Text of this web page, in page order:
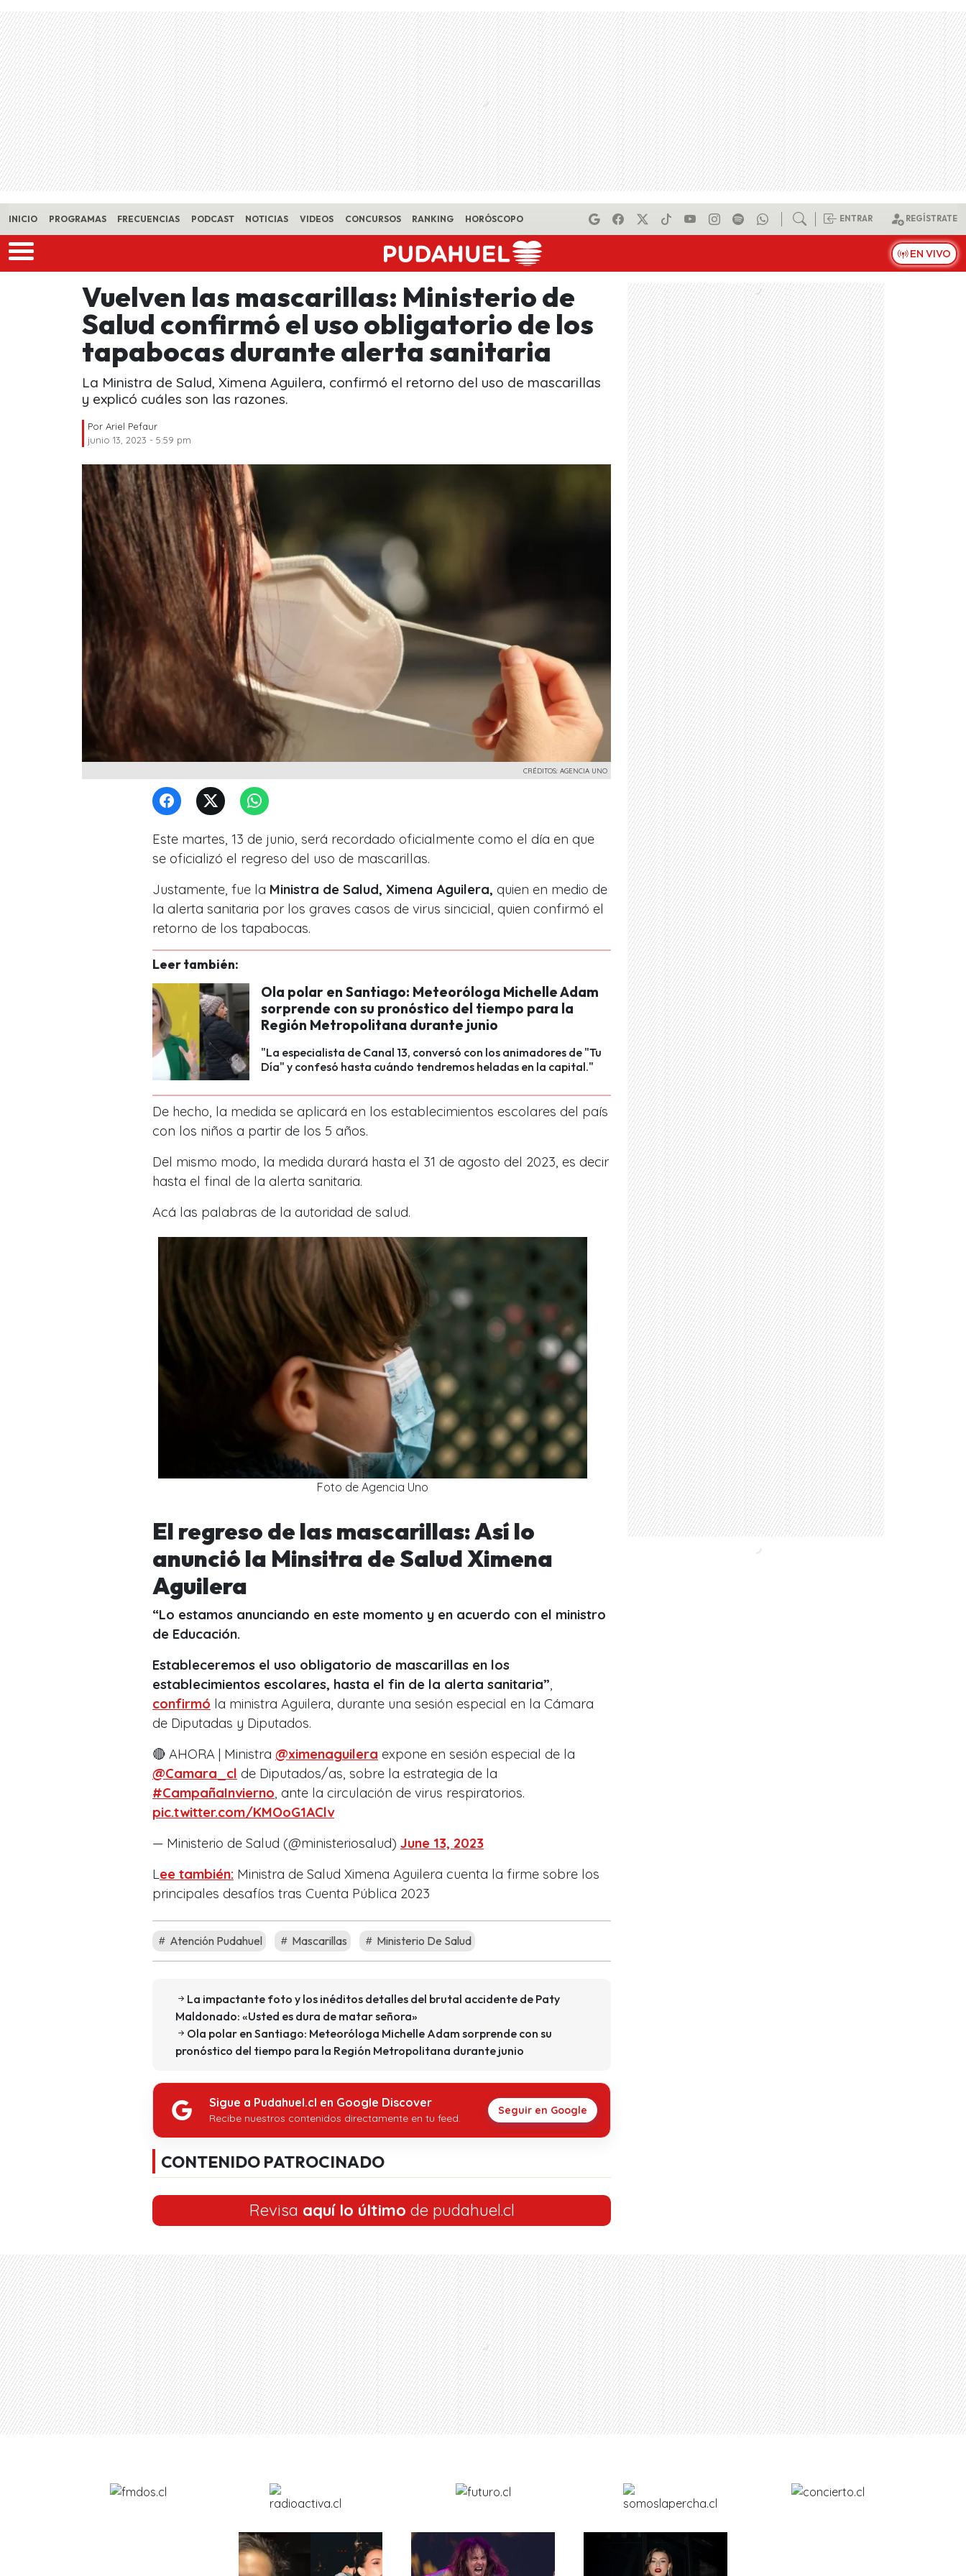
Skip to main content
INICIO PROGRAMAS FRECUENCIAS PODCAST NOTICIAS VIDEOS CONCURSOS RANKING HORÓSCOPO ENTRAR REGÍSTRATE
EN VIVO
Vuelven las mascarillas: Ministerio de
Salud confirmó el uso obligatorio de los
tapabocas durante alerta sanitaria
La Ministra de Salud, Ximena Aguilera, confirmó el retorno del uso de mascarillas
y explicó cuáles son las razones.
Por Ariel Pefaur
junio 13, 2023 - 5:59 pm
CRÉDITOS: AGENCIA UNO
Este martes, 13 de junio, será recordado oficialmente como el día en que
se oficializó el regreso del uso de mascarillas.
Justamente, fue la Ministra de Salud, Ximena Aguilera, quien en medio de
la alerta sanitaria por los graves casos de virus sincicial, quien confirmó el
retorno de los tapabocas.
Leer también:
Ola polar en Santiago: Meteoróloga Michelle Adam
sorprende con su pronóstico del tiempo para la
Región Metropolitana durante junio
"La especialista de Canal 13, conversó con los animadores de "Tu
Día" y confesó hasta cuándo tendremos heladas en la capital."
De hecho, la medida se aplicará en los establecimientos escolares del país
con los niños a partir de los 5 años.
Del mismo modo, la medida durará hasta el 31 de agosto del 2023, es decir
hasta el final de la alerta sanitaria.
Acá las palabras de la autoridad de salud.
Foto de Agencia Uno
El regreso de las mascarillas: Así lo
anunció la Minsitra de Salud Ximena
Aguilera
“Lo estamos anunciando en este momento y en acuerdo con el ministro
de Educación.
Estableceremos el uso obligatorio de mascarillas en los
establecimientos escolares, hasta el fin de la alerta sanitaria”
confirmó la ministra Aguilera, durante una sesión especial en la Cámara
de Diputadas y Diputados.
🔴 AHORA | Ministra @ximenaguilera expone en sesión especial de la
@Camara_cl de Diputados/as, sobre la estrategia de la
#CampañaInvierno , ante la circulación de virus respiratorios.
pic.twitter.com/KMOoG1AClv
— Ministerio de Salud (@ministeriosalud) June 13, 2023
L ee también: Ministra de Salud Ximena Aguilera cuenta la firme sobre los
principales desafíos tras Cuenta Pública 2023
Atención Pudahuel Mascarillas Ministerio De Salud
La impactante foto y los inéditos detalles del brutal accidente de Paty
Maldonado: «Usted es dura de matar señora»
Ola polar en Santiago: Meteoróloga Michelle Adam sorprende con su
pronóstico del tiempo para la Región Metropolitana durante junio
Sigue a Pudahuel.cl en Google Discover
Recibe nuestros contenidos directamente en tu feed.
Seguir en Google
CONTENIDO PATROCINADO
Revisa aquí lo último de pudahuel.cl